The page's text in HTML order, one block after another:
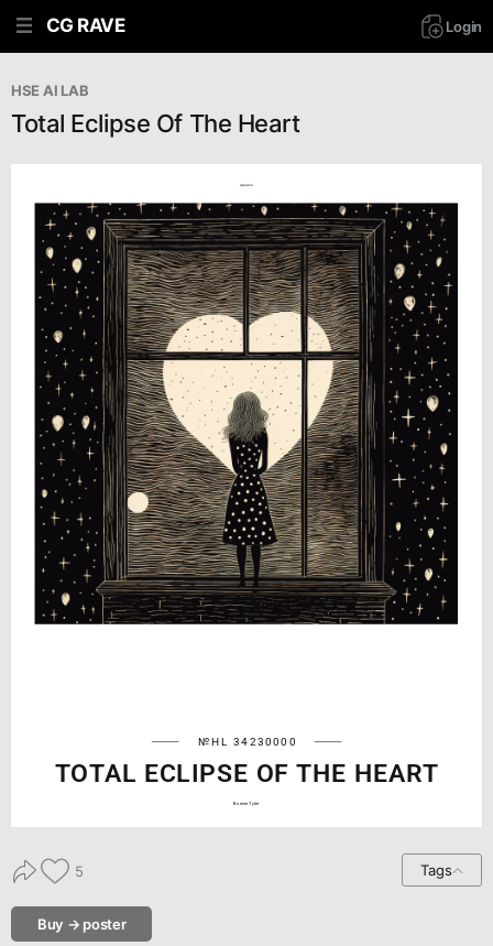
CG RAVE Login
HSE AI LAB
Total Eclipse Of The Heart
cgrave.ru
№HL 34230000
TOTAL ECLIPSE OF THE HEART
Bonnie Tyler
5 Tags
Buy → poster